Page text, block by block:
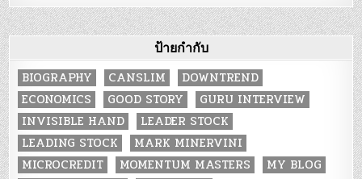
ป้ายกำกับ
BIOGRAPHY CANSLIM
DOWNTREND
ECONOMICS
GOOD STORY
GURU INTERVIEW
INVISIBLE HAND
LEADER STOCK
LEADING STOCK
MARK MINERVINI
MICROCREDIT
MOMENTUM MASTERS
MY BLOG